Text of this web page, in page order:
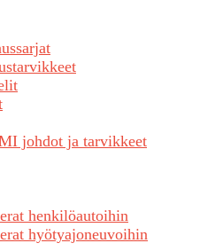
johdot ja tarvikkeet
henkilöautoihin
hyötyajoneuvoihin